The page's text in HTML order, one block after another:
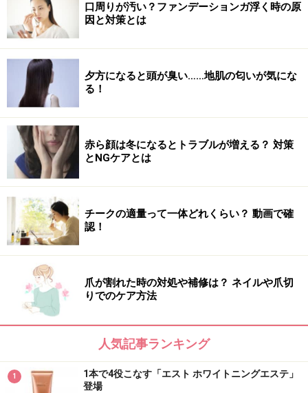
口周りが汚い？ファンデーションガ浮く時の原
因と対策とは
夕方になると頭が臭い……地肌の匂いが気にな
る！
赤ら顔は冬になるとトラブルが増える？ 対策
とNGケアとは
チークの適量って一体どれくらい？ 動画で確
認！
爪が割れた時の対処や補修は？ ネイルや爪切
りでのケア方法
人気記事ランキング
1
1本で4役こなす「エスト ホワイトニングエステ」
登場